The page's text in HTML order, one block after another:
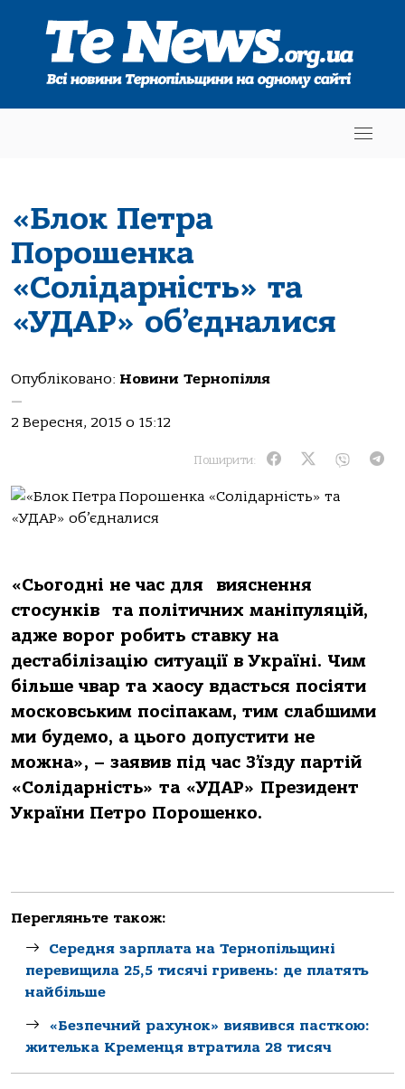
«Блок Петра
Порошенка
«Солідарність» та
«УДАР» об’єдналися
Опубліковано: Новини Тернопілля
—
2 Вересня, 2015 о 15:12
Поширити:
«Сьогодні не час для вияснення
стосунків та політичних маніпуляцій,
адже ворог робить ставку на
дестабілізацію ситуації в Україні. Чим
більше чвар та хаосу вдасться посіяти
московським посіпакам, тим слабшими
ми будемо, а цього допустити не
можна», – заявив під час З’їзду партій
«Солідарність» та «УДАР» Президент
України Петро Порошенко.
Перегляньте також:
Середня зарплата на Тернопільщині
перевищила 25,5 тисячі гривень: де платять
найбільше
«Безпечний рахунок» виявився пасткою:
жителька Кременця втратила 28 тисяч